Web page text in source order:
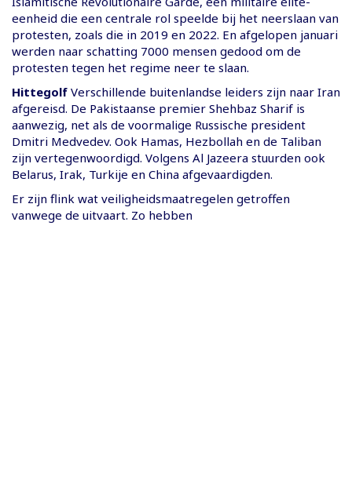
eenheid die een centrale rol speelde bij het neerslaan van
protesten, zoals die in 2019 en 2022. En afgelopen januari
werden naar schatting 7000 mensen gedood om de
protesten tegen het regime neer te slaan.
Hittegolf Verschillende buitenlandse leiders zijn naar Iran
afgereisd. De Pakistaanse premier Shehbaz Sharif is
aanwezig, net als de voormalige Russische president
Dmitri Medvedev. Ook Hamas, Hezbollah en de Taliban
zijn vertegenwoordigd. Volgens Al Jazeera stuurden ook
Belarus, Irak, Turkije en China afgevaardigden.
Er zijn flink wat veiligheidsmaatregelen getroffen
vanwege de uitvaart. Zo hebben